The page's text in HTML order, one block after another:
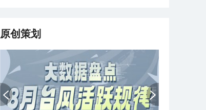
原创策划